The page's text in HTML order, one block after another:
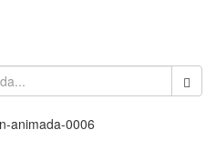
animada-0006